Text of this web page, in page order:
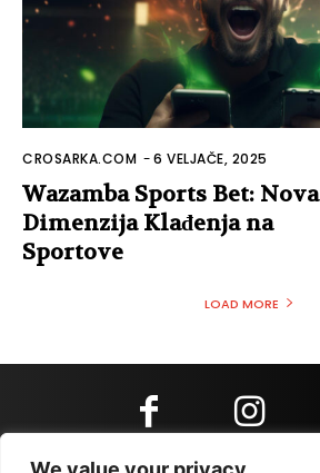
CROSARKA.COM -6 VELJAČE, 2025
Wazamba Sports Bet: Nova
Dimenzija Klađenja na
Sportove
LOAD MORE